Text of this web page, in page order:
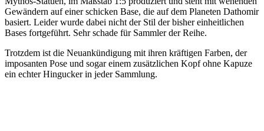
Gewändern auf einer schicken Base, die auf dem Planeten Dathomir
basiert. Leider wurde dabei nicht der Stil der bisher einheitlichen
Bases fortgeführt. Sehr schade für Sammler der Reihe.
Trotzdem ist die Neuankündigung mit ihren kräftigen Farben, der
imposanten Pose und sogar einem zusätzlichen Kopf ohne Kapuze
ein echter Hingucker in jeder Sammlung.